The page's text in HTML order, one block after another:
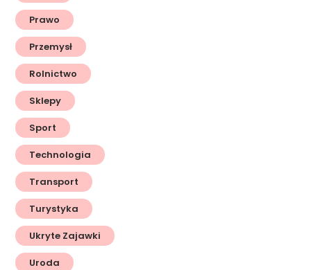
Prawo
Przemysł
Rolnictwo
Sklepy
Sport
Technologia
Transport
Turystyka
Ukryte Zajawki
Uroda